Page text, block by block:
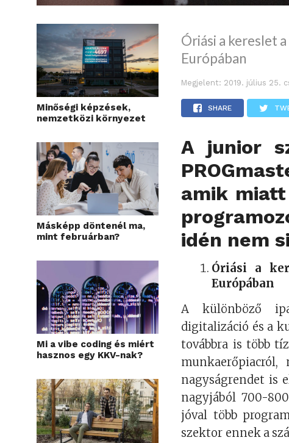
Minőségi képzések,
nemzetközi környezet
Másképp döntenél ma,
mint februárban?
Mi a vibe coding és miért
hasznos egy KKV-nak?
Óriási a kereslet
Európában
Megjelent: 2019. július 25.
SHARE
A junior
amik miatt
idén nem
Óriási a
Európában
A különböző
digitalizáció és a
továbbra is több
nagyságrendet is
nagyjából 700-
jóval több
szektor ennek a